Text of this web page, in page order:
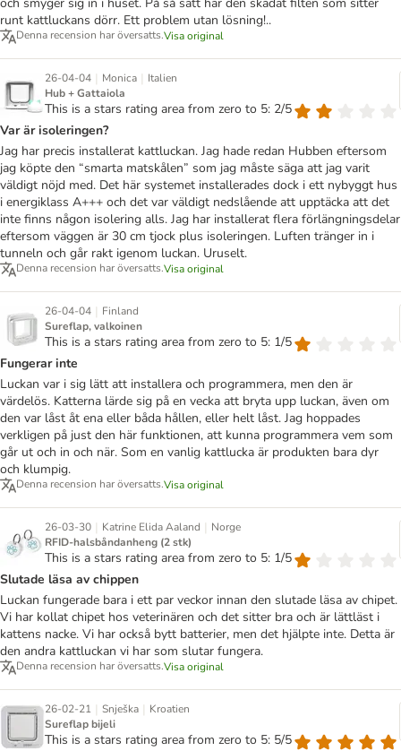
och smyger sig in i huset. På så sätt har den skadat filten som sitter
runt kattluckans dörr. Ett problem utan lösning!..
Denna recension har översatts.Visa original
26-04-04 | Monica | Italien
Hub + Gattaiola
This is a stars rating area from zero to 5: 2/5
Var är isoleringen?
Jag har precis installerat kattluckan. Jag hade redan Hubben eftersom
jag köpte den “smarta matskålen” som jag måste säga att jag varit
väldigt nöjd med. Det här systemet installerades dock i ett nybyggt hus
i energiklass A+++ och det var väldigt nedslående att upptäcka att det
inte finns någon isolering alls. Jag har installerat flera förlängningsdelar
eftersom väggen är 30 cm tjock plus isoleringen. Luften tränger in i
tunneln och går rakt igenom luckan. Uruselt.
Denna recension har översatts.Visa original
26-04-04 | Finland
Sureflap, valkoinen
This is a stars rating area from zero to 5: 1/5
Fungerar inte
Luckan var i sig lätt att installera och programmera, men den är
värdelös. Katterna lärde sig på en vecka att bryta upp luckan, även om
den var låst åt ena eller båda hållen, eller helt låst. Jag hoppades
verkligen på just den här funktionen, att kunna programmera vem som
går ut och in och när. Som en vanlig kattlucka är produkten bara dyr
och klumpig.
Denna recension har översatts.Visa original
26-03-30 | Katrine Elida Aaland | Norge
RFID-halsbåndanheng (2 stk)
This is a stars rating area from zero to 5: 1/5
Slutade läsa av chippen
Luckan fungerade bara i ett par veckor innan den slutade läsa av chipet.
Vi har kollat chipet hos veterinären och det sitter bra och är lättläst i
kattens nacke. Vi har också bytt batterier, men det hjälpte inte. Detta är
den andra kattluckan vi har som slutar fungera.
Denna recension har översatts.Visa original
26-02-21 | Snješka | Kroatien
Sureflap bijeli
This is a stars rating area from zero to 5: 5/5